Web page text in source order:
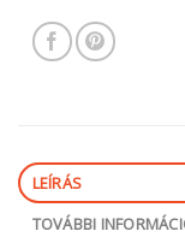
LEÍRÁS
TOVÁBBI